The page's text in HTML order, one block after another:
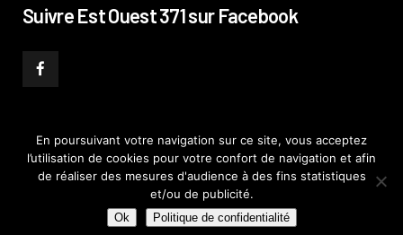
Suivre Est Ouest 371 sur Facebook
© PHILIPPE PATAUD CÉLÉRIER 2019–MENTIONS LÉGALES–POLITIQUE DE
CONFIDENTIALITÉ–PLAN DE SITE
En poursuivant votre navigation sur ce site, vous acceptez
l’utilisation de cookies pour votre confort de navigation et afin
de réaliser des mesures d'audience à des fins statistiques
et/ou de publicité.
Ok Politique de confidentialité